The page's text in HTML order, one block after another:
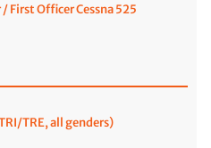
First Officer Cessna 525
TRE, all genders)